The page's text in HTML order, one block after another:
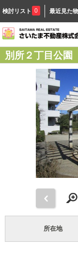
検討リスト 0 最近見た
別所２丁目公園
所在地